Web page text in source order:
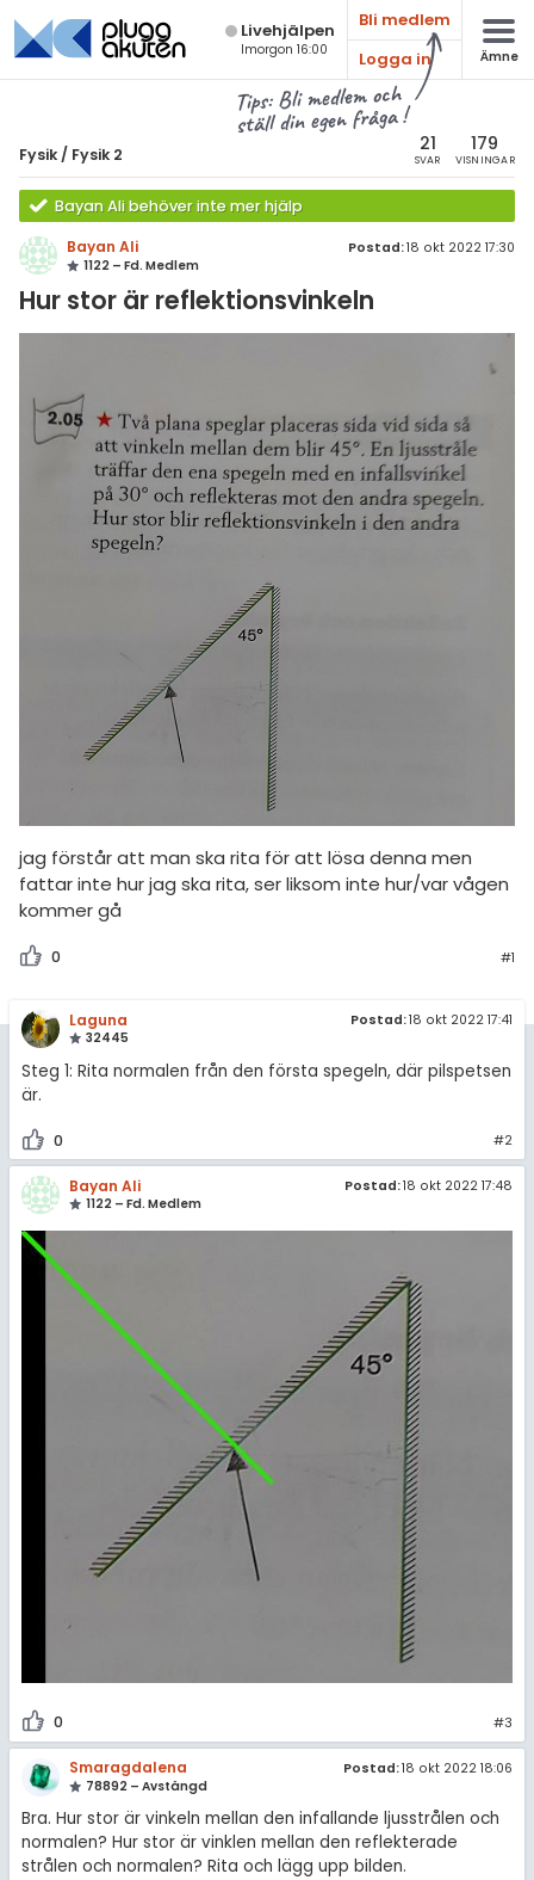
Live­hjälpen
Imorgon 16:00
Bli medlem
Logga in
Ämne
Tips: Bli medlem och
ställ din egen fråga !
Fysik / Fysik 2 21
SVAR
179
VISNINGAR
Bayan Ali behöver inte mer hjälp
Bayan Ali
1122 – Fd. Medlem
Postad:18 okt 2022 17:30
Hur stor är reflektionsvinkeln
jag förstår att man ska rita för att lösa denna men
fattar inte hur jag ska rita, ser liksom inte hur/var vågen
kommer gå
0 #1
Laguna
32445
Postad:18 okt 2022 17:41
Steg 1: Rita normalen från den första spegeln, där pilspetsen
är.
0 #2
Bayan Ali
1122 – Fd. Medlem
Postad:18 okt 2022 17:48
0 #3
Smaragdalena
78892 – Avstängd
Postad:18 okt 2022 18:06
Bra. Hur stor är vinkeln mellan den infallande ljusstrålen och
normalen? Hur stor är vinklen mellan den reflekterade
strålen och normalen? Rita och lägg upp bilden.
Alla ämnen
Fysik
Alla trådar
Grundskola
Fysik 2
Allmänna diskussioner
Livehjälpen
Allmänna villkor
Cookie-inställningar
& Bygg
diskussioner